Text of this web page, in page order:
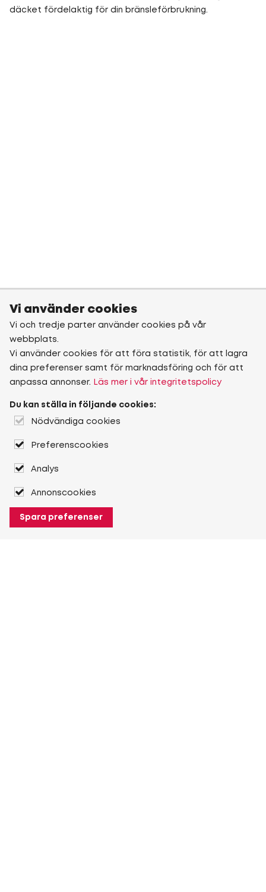
däcket fördelaktig för din bränsleförbrukning.
Vi använder cookies
Vi och tredje parter använder cookies på vår
webbplats.
Vi använder cookies för att föra statistik, för att lagra
dina preferenser samt för marknadsföring och för att
anpassa annonser.
Läs mer i vår integritetspolicy
Du kan ställa in följande cookies:
Nödvändiga cookies
Preferenscookies
Analys
Annonscookies
Spara preferenser